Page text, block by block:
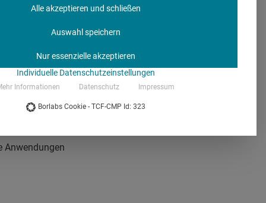
werden und
der Agentur
Virtual und
sich die Bereiche
Nutzen-
zu fassen – einer
zu bewerten ist,
Anwendungen
Alle akzeptieren und schließen
Auswahl speichern
Nur essenzielle akzeptieren
Individuelle Datenschutzeinstellungen
Informationen Datenschutz Impressum
Borlabs Cookie - TCF-CMP Id: 323